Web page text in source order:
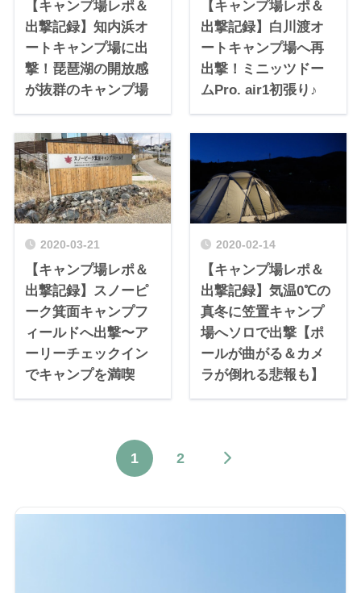
【キャンプ場レポ＆
出撃記録】知内浜オ
ートキャンプ場に出
撃！琵琶湖の開放感
が抜群のキャンプ場
【キャンプ場レポ＆
出撃記録】白川渡オ
ートキャンプ場へ再
出撃！ミニッツドー
ムPro. air1初張り♪
2020-03-21
【キャンプ場レポ＆
出撃記録】スノーピ
ーク箕面キャンプフ
ィールドへ出撃〜ア
ーリーチェックイン
でキャンプを満喫
2020-02-14
【キャンプ場レポ＆
出撃記録】気温0℃の
真冬に笠置キャンプ
場へソロで出撃【ポ
ールが曲がる＆カメ
ラが倒れる悲報も】
1 2